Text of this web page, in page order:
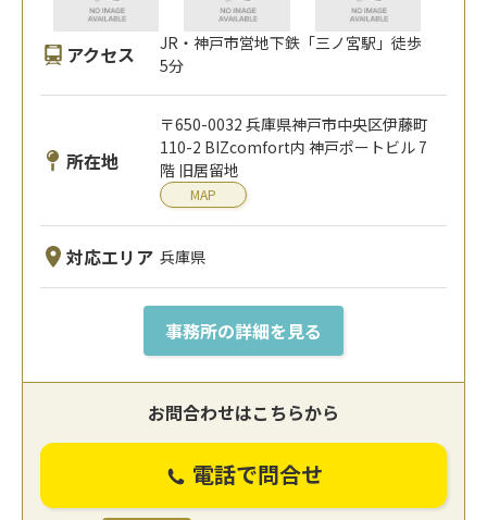
アクセス
JR・神戸市営地下鉄「三ノ宮駅」徒歩
5分
所在地
〒650-0032 兵庫県神戸市中央区伊藤町
110-2 BIZcomfort内 神戸ポートビル 7
階 旧居留地
MAP
対応エリア 兵庫県
事務所の詳細を見る
お問合わせはこちらから
電話で問合せ